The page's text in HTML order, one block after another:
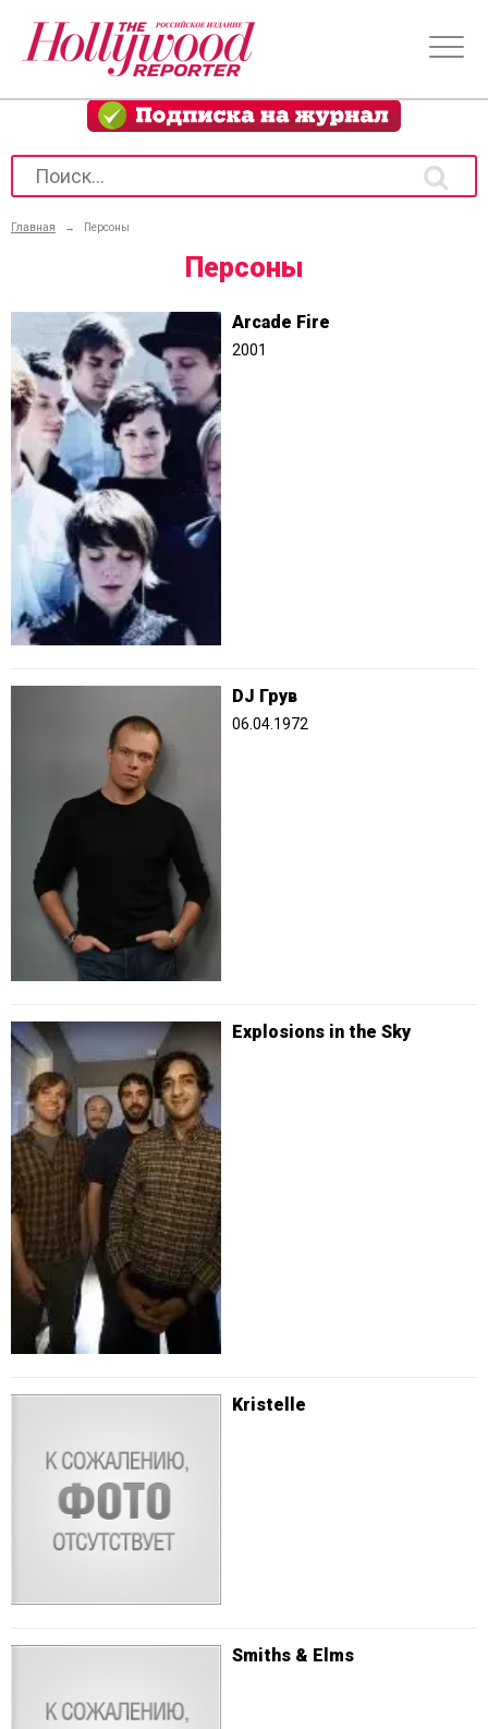
Главная → Персоны
Персоны
Arcade Fire
2001
DJ Грув
06.04.1972
Explosions in the Sky
Kristelle
Smiths & Elms